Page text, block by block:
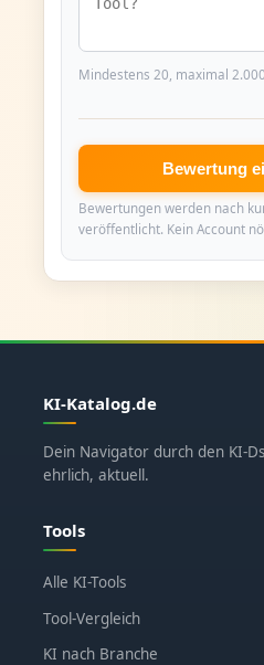
Mindestens 20, maximal
Bewertung
Bewertungen werden nach
veröffentlicht. Kein Account
KI-Katalog.de
Dein Navigator durch den KI-
ehrlich, aktuell.
Tools
Alle KI-Tools
Tool-Vergleich
KI nach Branche